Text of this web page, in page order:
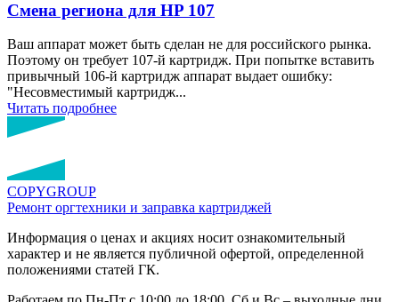
Смена региона для HP 107
Ваш аппарат может быть сделан не для российского рынка.
Поэтому он требует 107-й картридж. При попытке вставить
привычный 106-й картридж аппарат выдает ошибку:
"Несовместимый картридж...
Читать подробнее
COPYGROUP
Ремонт оргтехники и заправка картриджей
Информация о ценах и акциях носит ознакомительный
характер и не является публичной офертой, определенной
положениями статей ГК.